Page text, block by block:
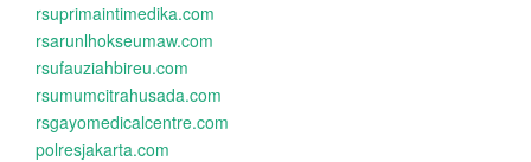
rsuprimaintimedika.com
rsarunlhokseumaw.com
rsufauziahbireu.com
rsumumcitrahusada.com
rsgayomedicalcentre.com
polresjakarta.com